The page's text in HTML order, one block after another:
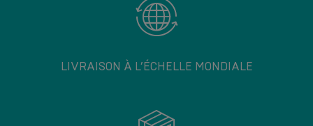
LIVRAISON À L’ÉCHELLE MONDIALE